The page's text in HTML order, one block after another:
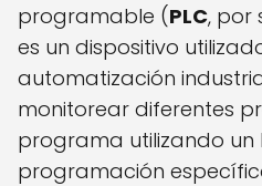
programable (PLC, por
es un dispositivo
automatización
monitorear diferentes
programa utilizando un
programación